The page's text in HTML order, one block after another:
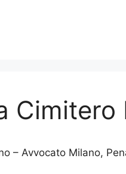
– Avvocato Milano,